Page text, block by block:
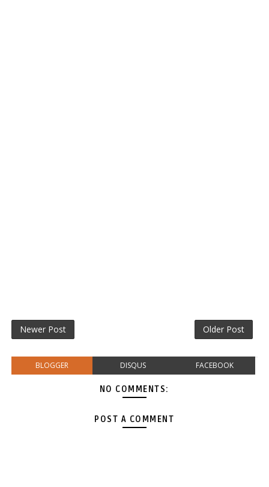
Newer Post Older Post
BLOGGER DISQUS FACEBOOK
NO COMMENTS:
POST A COMMENT